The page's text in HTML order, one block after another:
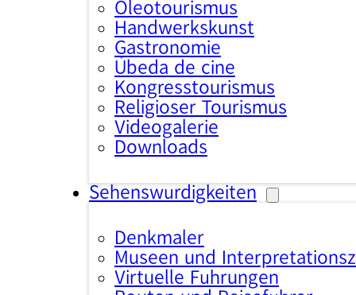
Oleotourismus
Handwerkskunst
Gastronomie
Úbeda de cine
Kongresstourismus
Religiöser Tourismus
Videogalerie
Downloads
Sehenswürdigkeiten
Denkmäler
Museen und
Virtuelle Führungen